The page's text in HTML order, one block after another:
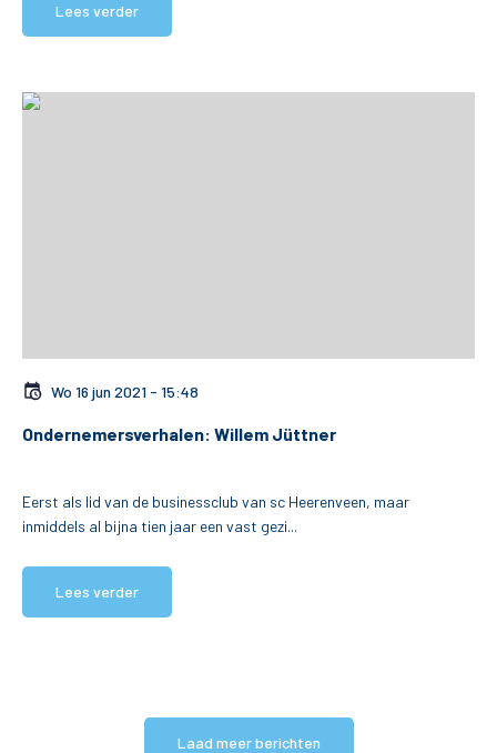
Lees verder
Wo 16 jun 2021 - 15:48
Ondernemersverhalen: Willem Jüttner
Eerst als lid van de businessclub van sc Heerenveen, maar
inmiddels al bijna tien jaar een vast gezi...
Lees verder
Laad meer berichten